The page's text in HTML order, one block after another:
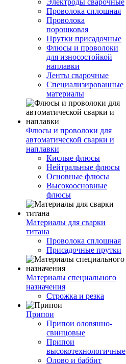
Электроды сварочные
Проволока сплошная
Проволока
порошковая
Прутки присадочные
Флюсы и проволоки
для износостойкой
наплавки
Ленты сварочные
Специализированные
материалы
Флюсы и проволоки для
автоматической сварки и
наплавки
Кислые флюсы
Нейтральные флюсы
Основные флюсы
Высокоосновные
флюсы
Материалы для сварки
титана
Проволока сплошная
Присадочные прутки
Материалы специального
назначения
Строжка и резка
Припои
Припои оловянно-
свинцовые
Припои
высокотехнологичные
Олово и баббит